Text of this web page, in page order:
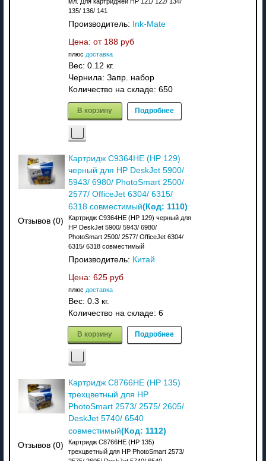
135/ 136/ 141
Производитель: Ink-Mate
Цена: от 188 руб
плюс доставка
Вес: 0.12 кг.
Чернила: Запр. набор
Количество на складе: 650
В корзину Подробнее
Отзывов (0)
Картридж C9364HE (HP 129)
черный для HP DeskJet 5900/
5943/ 6980/ PhotoSmart 2500/
2577/ OfficeJet 6304/ 6315/
6318 совместимый(Код: 1110)
Картридж C9364HE (HP 129) черный для
HP DeskJet 5900/ 5943/ 6980/
PhotoSmart 2500/ 2577/ OfficeJet 6304/
6315/ 6318 совместимый
Производитель: Китай
Цена: 625 руб
плюс доставка
Вес: 0.3 кг.
Количество на складе: 6
В корзину Подробнее
Отзывов (0)
Картридж C8766HE (HP 135)
трехцветный для HP
PhotoSmart 2573/ 2575/ 2605/
DeskJet 5740/ 6540
совместимый(Код: 1112)
Картридж C8766HE (HP 135)
трехцветный для HP PhotoSmart 2573/